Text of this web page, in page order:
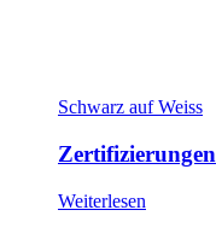
Schwarz auf Weiss
Zertifizierungen
Weiterlesen